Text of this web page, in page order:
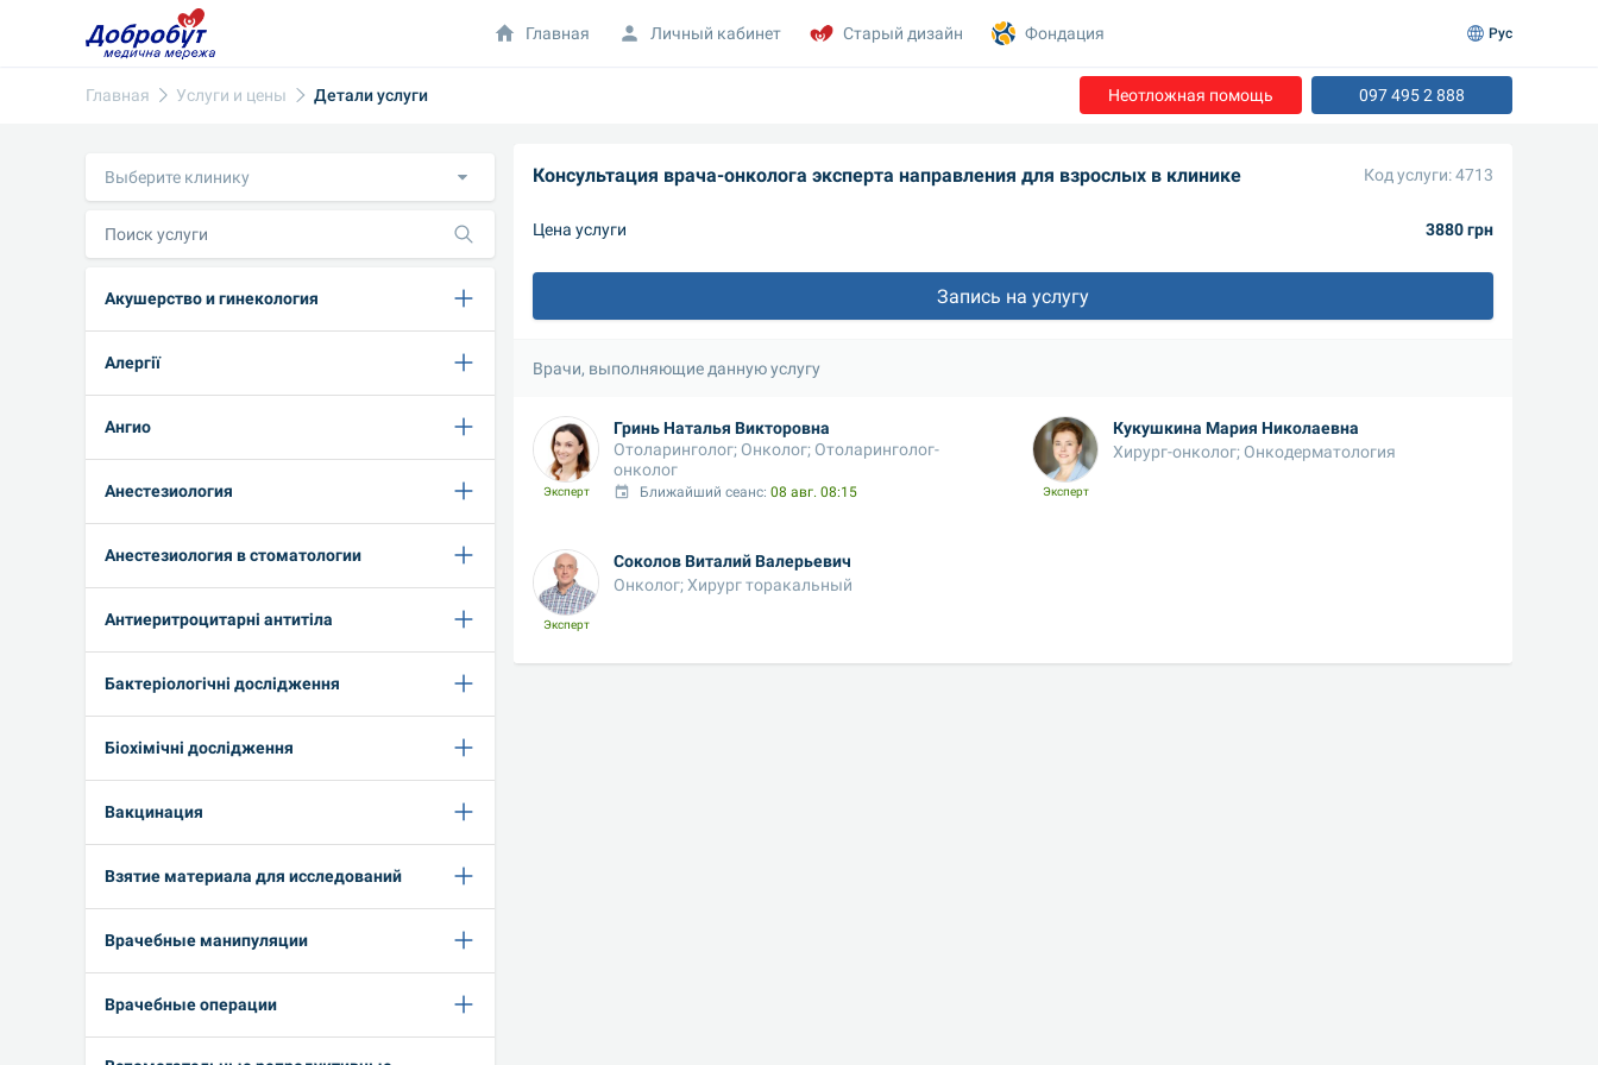
Главная Услуги и цены Детали услуги Неотложная помощь 097 495 2 888
Выберите клинику
Акушерство и гинекология
Алергії
Ангио
Анестезиология
Анестезиология в стоматологии
Антиеритроцитарні антитіла
Бактеріологічні дослідження
Біохімічні дослідження
Вакцинация
Взятие материала для исследований
Врачебные манипуляции
Врачебные операции
Консультация врача-онколога эксперта направления для взрослых в клинике Код услуги: 4713
Цена услуги 3880 грн
Запись на услугу
Врачи, выполняющие данную услугу
Эксперт
Гринь Наталья Викторовна
Отоларинголог; Онколог; Отоларинголог-
онколог
Ближайший сеанс: 08 авг. 08:15 Эксперт
Кукушкина Мария Николаевна
Хирург-онколог; Онкодерматология
Эксперт
Соколов Виталий Валерьевич
Онколог; Хирург торакальный
Главная Личный кабинет Старый дизайн Фондация Рус